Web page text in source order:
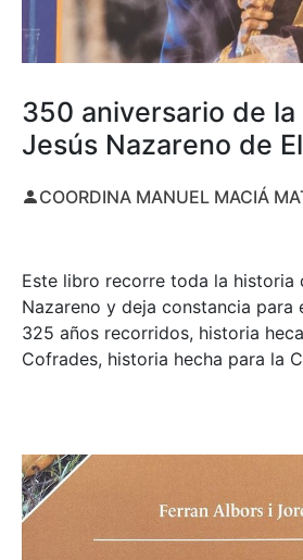
350 aniversario de
Jesús Nazareno de
COORDINA MANUEL MACIÁ
Este libro recorre toda la historia
Nazareno y deja constancia para
325 años recorridos, historia
Cofrades, historia hecha para la